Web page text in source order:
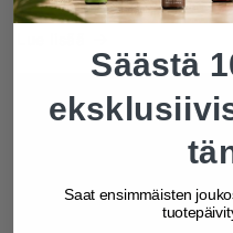
Säästä
Saat ensimmäisten